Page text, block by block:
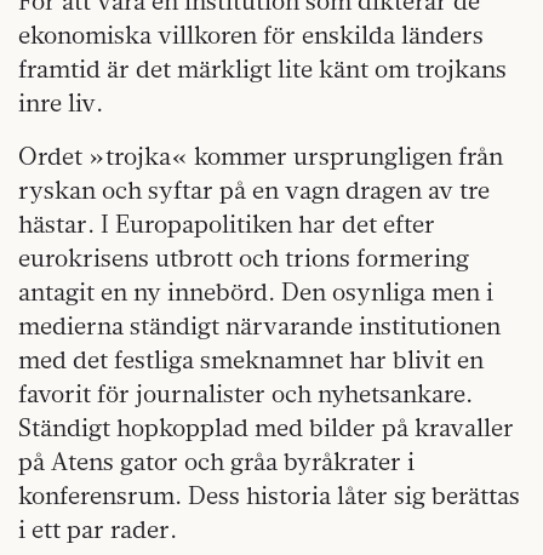
ekonomiska villkoren för enskilda länders
framtid är det märkligt lite känt om trojkans
inre liv.
Ordet »trojka« kommer ursprungligen från
ryskan och syftar på en vagn dragen av tre
hästar. I Europapolitiken har det efter
eurokrisens utbrott och trions formering
antagit en ny innebörd. Den osynliga men i
medierna ständigt närvarande institutionen
med det festliga smeknamnet har blivit en
favorit för journalister och nyhetsankare.
Ständigt hopkopplad med bilder på kravaller
på Atens gator och gråa byråkrater i
konferensrum. Dess historia låter sig berättas
i ett par rader.